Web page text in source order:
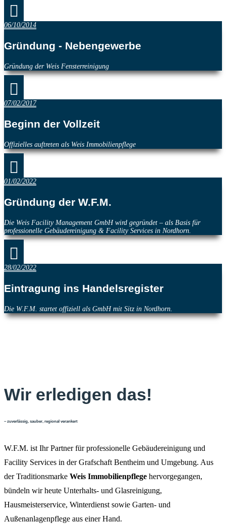

06/10/2014
Gründung - Nebengewerbe
Gründung der Weis Fensterreinigung

07/02/2017
Beginn der Vollzeit
Offizielles auftreten als Weis Immobilienpflege

01/02/2022
Gründung der W.F.M.
Die Weis Facility Management GmbH wird gegründet – als Basis für
professionelle Gebäudereinigung & Facility Services in Nordhorn.

28/02/2022
Eintragung ins Handelsregister
Die W.F.M. startet offiziell als GmbH mit Sitz in Nordhorn.
Wir erledigen das!
– zuverlässig, sauber, regional verankert
W.F.M. ist Ihr Partner für professionelle Gebäudereinigung und
Facility Services in der Grafschaft Bentheim und Umgebung. Aus
der Traditionsmarke Weis Immobilienpflege hervorgegangen,
bündeln wir heute Unterhalts‑ und Glasreinigung,
Hausmeisterservice, Winterdienst sowie Garten‑ und
Außenanlagenpflege aus einer Hand.